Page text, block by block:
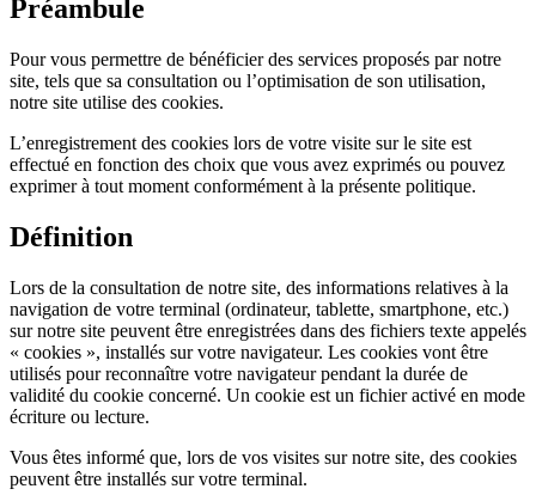
Préambule
Pour vous permettre de bénéficier des services proposés par notre
site, tels que sa consultation ou l’optimisation de son utilisation,
notre site utilise des cookies.
L’enregistrement des cookies lors de votre visite sur le site est
effectué en fonction des choix que vous avez exprimés ou pouvez
exprimer à tout moment conformément à la présente politique.
Définition
Lors de la consultation de notre site, des informations relatives à la
navigation de votre terminal (ordinateur, tablette, smartphone, etc.)
sur notre site peuvent être enregistrées dans des fichiers texte appelés
« cookies », installés sur votre navigateur. Les cookies vont être
utilisés pour reconnaître votre navigateur pendant la durée de
validité du cookie concerné. Un cookie est un fichier activé en mode
écriture ou lecture.
Vous êtes informé que, lors de vos visites sur notre site, des cookies
peuvent être installés sur votre terminal.